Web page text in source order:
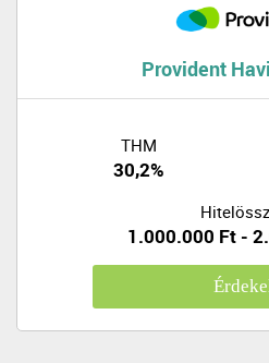
Provident
THM
30,2%
1.000.000 Ft -